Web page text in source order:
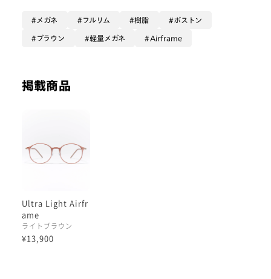
天地幅が大きめなので
お顔のバランスをすっきり見せてくれます。
フレームの色が濃い方が効果的ですので
重たくなる事がありますので、
その場合は同じシリーズのひとまわり細め
着用カラーの色味は
ライトブラウンとありますが
ピンクっぽいブラウンで
メガネ フルリム 樹脂 ボストン
ブラウン 軽量メガネ Airframe
掲載商品
Ultra Light Airfr
ame
ライトブラウン
¥13,900